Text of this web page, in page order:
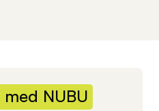
med NUBU